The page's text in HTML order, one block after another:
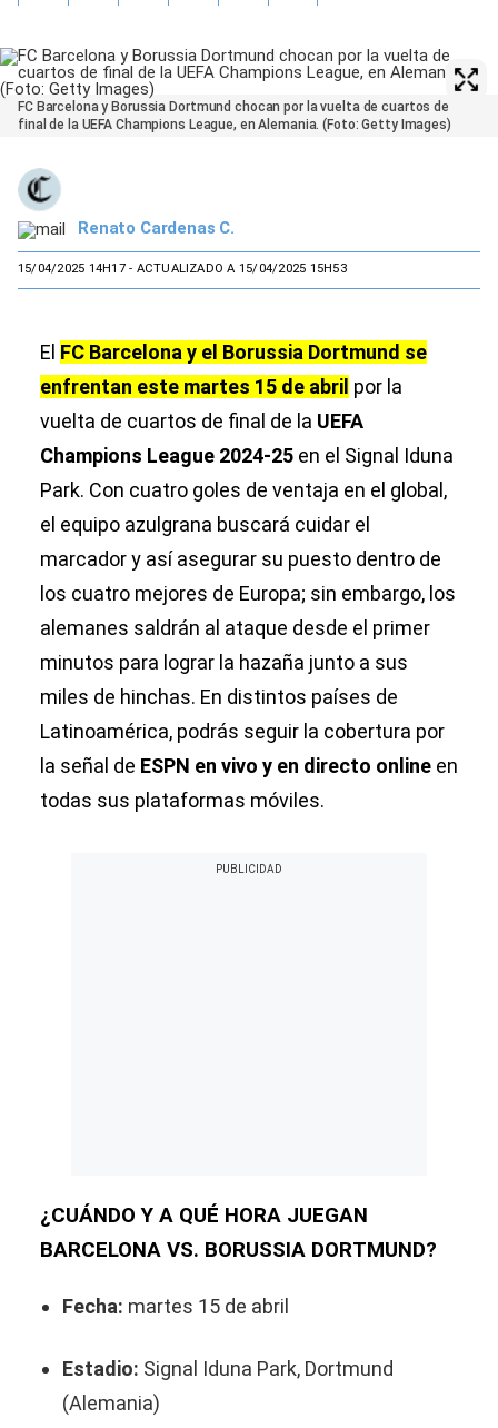
FC Barcelona y Borussia Dortmund chocan por la vuelta de cuartos de
final de la UEFA Champions League, en Alemania. (Foto: Getty Images)
Renato Cardenas C.
15/04/2025 14H17- ACTUALIZADO A 15/04/2025 15H53
El FC Barcelona y el Borussia Dortmund se
enfrentan este martes 15 de abril por la
vuelta de cuartos de final de la UEFA
Champions League 2024-25 en el Signal Iduna
Park. Con cuatro goles de ventaja en el global,
el equipo azulgrana buscará cuidar el
marcador y así asegurar su puesto dentro de
los cuatro mejores de Europa; sin embargo, los
alemanes saldrán al ataque desde el primer
minutos para lograr la hazaña junto a sus
miles de hinchas. En distintos países de
Latinoamérica, podrás seguir la cobertura por
la señal de ESPN en vivo y en directo online en
todas sus plataformas móviles.
¿CUÁNDO Y A QUÉ HORA JUEGAN
BARCELONA VS. BORUSSIA DORTMUND?
Fecha: martes 15 de abril
Estadio: Signal Iduna Park, Dortmund
(Alemania)